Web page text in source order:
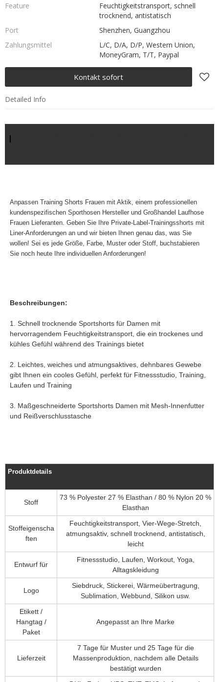
Feature
Feuchtigkeitstransport, schnell
trocknend, antistatisch
Port
Shenzhen, Guangzhou
Zahlungsmittel
L/C, D/A, D/P, Western Union,
MoneyGram, T/T, Paypal
Kontakt sofort
Detailed Info
Anpassen Training Shorts Frauen mit Aktik, einem professionellen
kundenspezifischen Sporthosen Hersteller und Großhandel Laufhose
Frauen Lieferanten. Geben Sie Ihre Private-Label-Trainingsshorts mit
Liner-Anforderungen an und wir bieten Ihnen genau das, was Sie
wollen! Sei es jede Größe, Farbe, Muster oder Stoff, buchstabieren
Sie noch heute Ihre individuellen Anforderungen!
Beschreibungen:
1. Schnell trocknende Sportshorts für Damen mit
hervorragendem Feuchtigkeitstransport, die ein trockenes und
kühles Gefühl während des Trainings bietet
2. Leichtes, weiches und atmungsaktives, dehnbares Gewebe
gibt Ihnen ein cooles Gefühl, perfekt für Fitnessstudio, Training,
Laufen und Training
3. Maßgeschneiderte Sportshorts Damen mit Mesh-Innenfutter
und Reißverschlusstasche
Produktdetails
Stoff
73 % Polyester 27 % Elasthan / 80 % Nylon 20 %
Elasthan
Stoffeigenscha
ften
Feuchtigkeitstransport, Vier-Wege-Stretch,
atmungsaktiv, schnell trocknend, antistatisch,
leicht
Entwurf für
Fitnessstudio, Laufen, Workout, Yoga,
Alltagskleidung
Logo
Siebdruck, Stickerei, Wärmeübertragung,
Sublimation, Webbund, Silikon usw.
Etikett /
Hangtag /
Paket
Angepasst an Ihre Marke
Lieferzeit
7 Tage für Muster und 25 Tage für die
Massenproduktion, nachdem alle Details
bestätigt wurden